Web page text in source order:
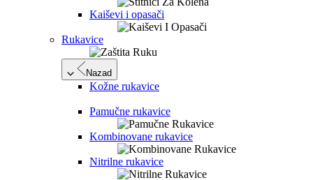
Kaiševi i opasači
Rukavice
Nazad
Kožne rukavice
Pamučne rukavice
Kombinovane rukavice
Nitrilne rukavice